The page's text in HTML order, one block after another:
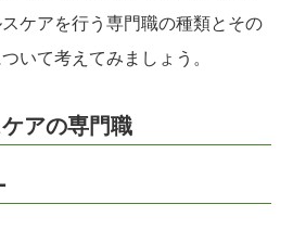
ケアを行う専門職の種類とその
いて考えてみましょう。
アの専門職